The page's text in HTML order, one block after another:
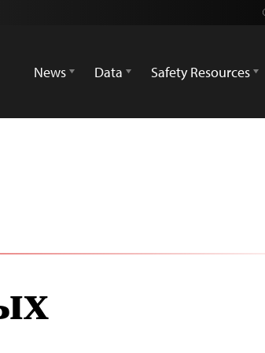
News
Data Safety Resources